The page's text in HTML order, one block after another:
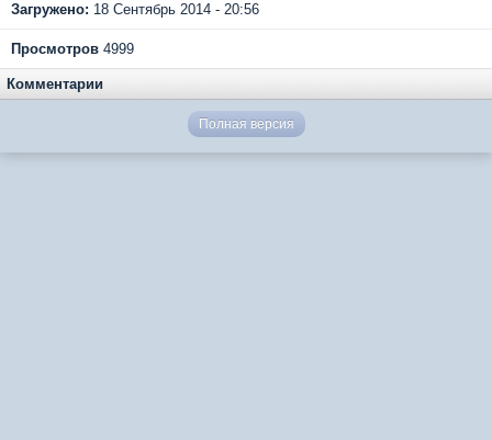
Загружено: 18 Сентябрь 2014 - 20:56
Просмотров 4999
Комментарии
Полная версия